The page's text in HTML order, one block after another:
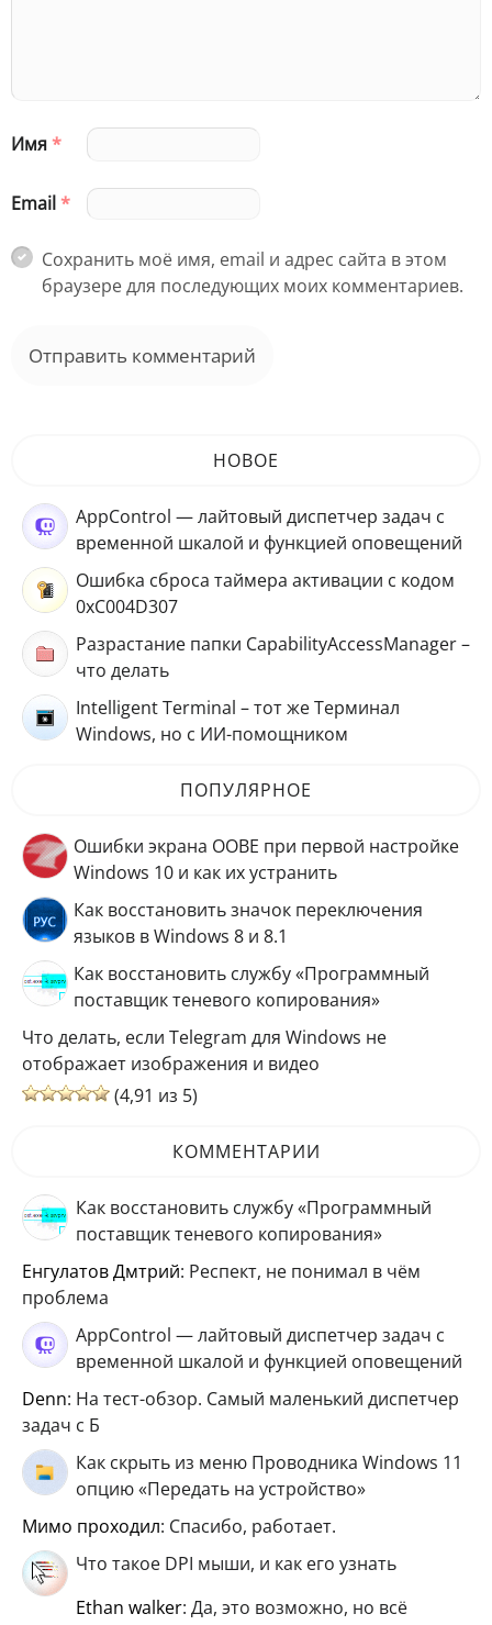
Имя*
Email*
Сохранить моё имя, email и адрес сайта в этом
браузере для последующих моих комментариев.
НОВОЕ
AppControl — лайтовый диспетчер задач с
временной шкалой и функцией оповещений
Ошибка сброса таймера активации с кодом
0xC004D307
Разрастание папки CapabilityAccessManager –
что делать
Intelligent Terminal – тот же Терминал
Windows, но с ИИ-помощником
ПОПУЛЯРНОЕ
Ошибки экрана OOBE при первой настройке
Windows 10 и как их устранить
Как восстановить значок переключения
языков в Windows 8 и 8.1
Как восстановить службу «Программный
поставщик теневого копирования»
Что делать, если Telegram для Windows не
отображает изображения и видео
(4,91 из 5)
КОММЕНТАРИИ
Как восстановить службу «Программный
поставщик теневого копирования»
Енгулатов Дмтрий: Респект, не понимал в чём
проблема
AppControl — лайтовый диспетчер задач с
временной шкалой и функцией оповещений
Denn: На тест-обзор. Самый маленький диспетчер
задач с Б
Как скрыть из меню Проводника Windows 11
опцию «Передать на устройство»
мимо проходил: Спасибо, работает.
Что такое DPI мыши, и как его узнать
ethan walker: Да, это возможно, но всё